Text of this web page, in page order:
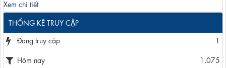
Xem chi tiết
THỐNG KÊ TRUY CẬP
Đang truy cập
1
Hôm nay
1,075